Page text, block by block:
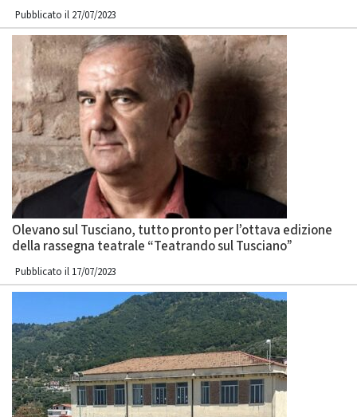
Pubblicato il 27/07/2023
Olevano sul Tusciano, tutto pronto per l’ottava edizione
della rassegna teatrale “Teatrando sul Tusciano”
Pubblicato il 17/07/2023